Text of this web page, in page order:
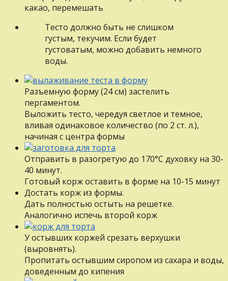
какао, перемешать
Тесто должно быть не слишком
густым, текучим. Если будет
густоватым, можно добавить немного
воды.
Разъемную форму (24 см) застелить
пергаментом.
Выложить тесто, чередуя светлое и темное,
вливая одинаковое количество (по 2 ст. л.),
начиная с центра формы
Отправить в разогретую до 170°С духовку на 30-
40 минут.
Готовый корж оставить в форме на 10-15 минут
Достать корж из формы.
Дать полностью остыть на решетке.
Аналогично испечь второй корж
У остывших коржей срезать верхушки
(выровнять).
Пропитать остывшим сиропом из сахара и воды,
доведенным до кипения